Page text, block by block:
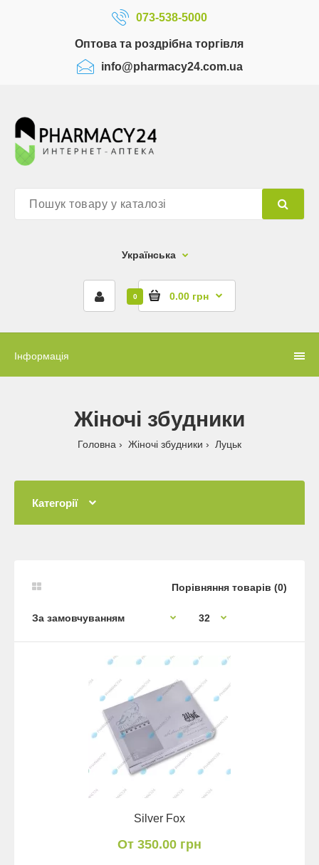
073-538-5000
Оптова та роздрібна торгівля
info@pharmacy24.com.ua
Українська
0 0.00 грн
Інформація
Жіночі збудники
Головна Жіночі збудники Луцьк
Категорії
Порівняння товарів (0)
Silver Fox
От 350.00 грн